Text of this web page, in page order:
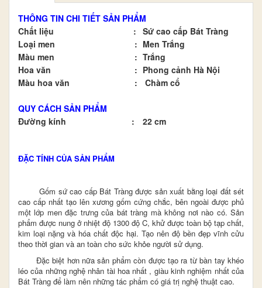
THÔNG TIN CHI TIẾT SẢN PHẨM
Chất liệu
: Sứ cao cấp Bát Tràng
Loại men
: Men Trắng
Màu men
: Trắng
Hoa văn
: Phong cảnh Hà Nội
Màu hoa văn
: Chàm cổ
QUY CÁCH SẢN PHẨM
Đường kính
: 22 cm
ĐẶC TÍNH CỦA SẢN PHẨM
Gốm sứ cao cấp Bát Tràng được sản xuất bằng loại đất sét
cao cấp nhất tạo lên xương gốm cứng chắc, bên ngoài được phủ
một lớp men đặc trưng của bát tràng mà không nơi nào có. Sản
phẩm được nung ở nhiệt độ 1300 độ C, khử được toàn bộ tạp chất,
kim loại nặng và hóa chất độc hại. Tạo nên độ bền đẹp vĩnh cửu
theo thời gian và an toàn cho sức khỏe người sử dụng.
Đặc biệt hơn nữa sản phẩm còn được tạo ra từ bàn tay khéo
léo của những nghệ nhân tài hoa nhất , giàu kinh nghiệm nhất của
Bát Tràng để làm nên những tác phẩm có giá trị nghệ thuật cao.